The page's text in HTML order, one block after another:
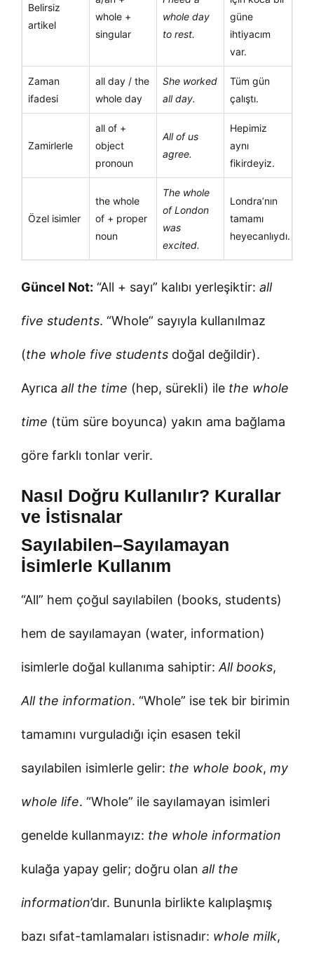
Belirsiz
artikel
whole +
singular
whole day
to rest.
güne
ihtiyacım
var.
Zaman
ifadesi
all day / the
whole day
She worked
all day.
Tüm gün
çalıştı.
Zamirlerle
all of +
object
pronoun
All of us
agree.
Hepimiz
aynı
fikirdeyiz.
Özel isimler
the whole
of + proper
noun
The whole
of London
was
excited.
Londra’nın
tamamı
heyecanlıydı.
Güncel Not: “All + sayı” kalıbı yerleşiktir: all
five students. “Whole” sayıyla kullanılmaz
(the whole five students doğal değildir).
Ayrıca all the time (hep, sürekli) ile the whole
time (tüm süre boyunca) yakın ama bağlama
göre farklı tonlar verir.
Nasıl Doğru Kullanılır? Kurallar
ve İstisnalar
Sayılabilen–Sayılamayan
İsimlerle Kullanım
“All” hem çoğul sayılabilen (books, students)
hem de sayılamayan (water, information)
isimlerle doğal kullanıma sahiptir: All books,
All the information. “Whole” ise tek bir birimin
tamamını vurguladığı için esasen tekil
sayılabilen isimlerle gelir: the whole book, my
whole life. “Whole” ile sayılamayan isimleri
genelde kullanmayız: the whole information
kulağa yapay gelir; doğru olan all the
information’dır. Bununla birlikte kalıplaşmış
bazı sıfat-tamlamaları istisnadır: whole milk,